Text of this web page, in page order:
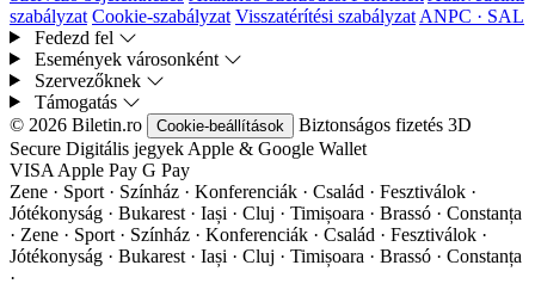
szabályzat Cookie-szabályzat Visszatérítési szabályzat ANPC · SAL
Fedezd fel
Események városonként
Szervezőknek
Támogatás
© 2026 Biletin.ro
Cookie-beállítások Biztonságos fizetés 3D
Secure Digitális jegyek Apple & Google Wallet
VISA Apple Pay G Pay
Zene · Sport · Színház · Konferenciák · Család · Fesztiválok ·
Jótékonyság · Bukarest · Iași · Cluj · Timișoara · Brassó · Constanța
· Zene · Sport · Színház · Konferenciák · Család · Fesztiválok ·
Jótékonyság · Bukarest · Iași · Cluj · Timișoara · Brassó · Constanța
·